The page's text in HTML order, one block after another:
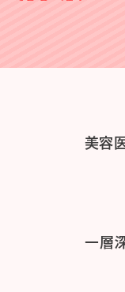
美容
一層